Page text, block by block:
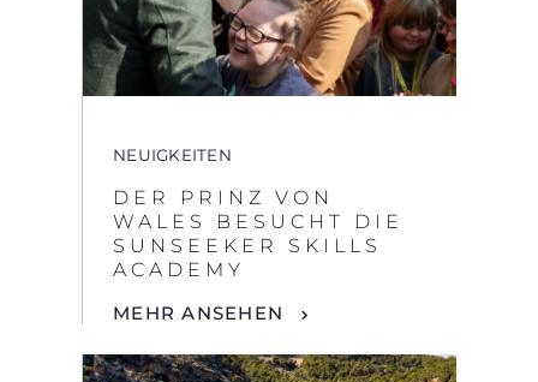
DER PRINZ VON
WALES BESUCHT DIE
SUNSEEKER SKILLS
ACADEMY